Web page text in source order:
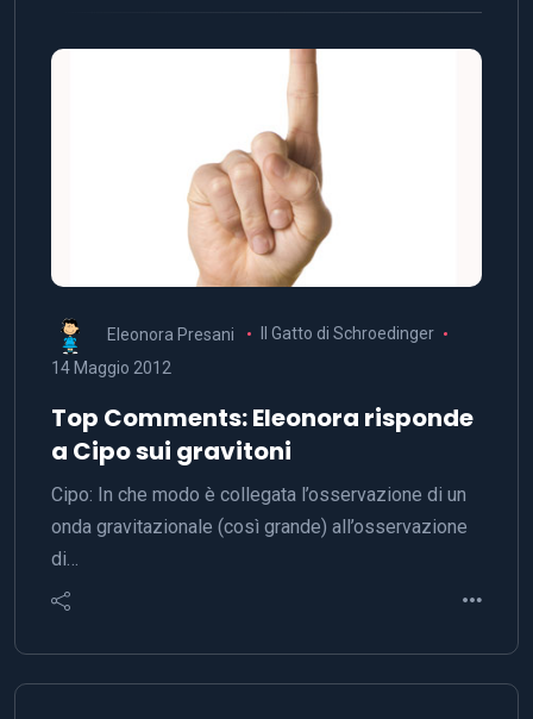
Eleonora Presani
Il Gatto di Schroedinger
14 Maggio 2012
Top Comments: Eleonora risponde
a Cipo sui gravitoni
Cipo: In che modo è collegata l’osservazione di un
onda gravitazionale (così grande) all’osservazione
di…